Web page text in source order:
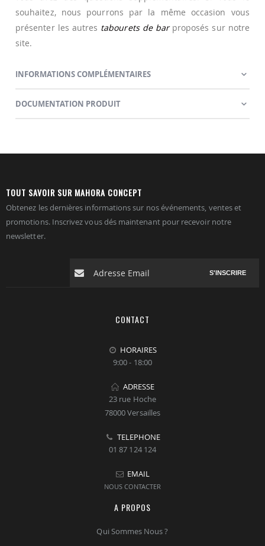
souhaitez, nous pourrons par la même occasion vous
présenter les autres tabourets de barproposés sur notre
site.
INFORMATIONS COMPLÉMENTAIRES
DOCUMENTATION PRODUIT
TOUT SAVOIR SUR MAHORA CONCEPT
Obtenez les dernières informations sur nos événements, ventes et
promotions. Inscrivez vous dés maintenant pour recevoir notre
newsletter.
S'INSCRIRE
CONTACT
HORAIRES
9:00 - 18:00
ADRESSE
23 rue Hoche
78000 Versailles
TELEPHONE
01 87 124 124
EMAIL
NOUS CONTACTER
A PROPOS
Qui Sommes Nous ?